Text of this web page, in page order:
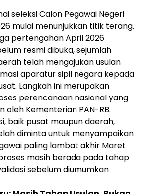
seleksi Calon Pegawai Negeri
mulai menunjukkan titik terang.
pertengahan April 2026
resmi dibuka, sejumlah
telah mengajukan usulan
aparatur sipil negara kepada
Langkah ini merupakan
perencanaan nasional yang
oleh Kementerian PAN-RB.
baik pusat maupun daerah,
diminta untuk menyampaikan
paling lambat akhir Maret
masih berada pada tahap
sebelum diumumkan